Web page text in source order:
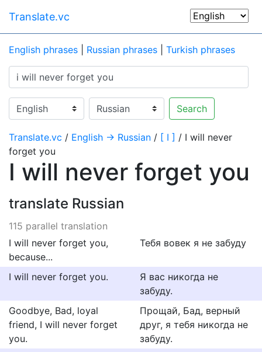
Translate.vc
English phrases Russian phrases Turkish phrases
Search
Translate.vc / English → Russian / [ I ] / I will never
forget you
I will never forget you
translate Russian
115 parallel translation
I will never forget you,
because...
Тебя вовек я не забуду
I will never forget you.
Я вас никогда не
забуду.
Goodbye, Bad, loyal
friend, I will never forget
you.
Прощай, Бад, верный
друг, я тебя никогда не
забуду.